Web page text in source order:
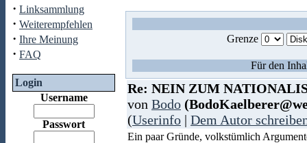
· Linksammlung
· Weiterempfehlen
· Ihre Meinung
· FAQ
Login
Username
Passwort
Grenze
Für den
Re: NEIN ZUM
von Bodo
(Userinfo | Dem Autor
Ein paar Gründe, volkstümlich